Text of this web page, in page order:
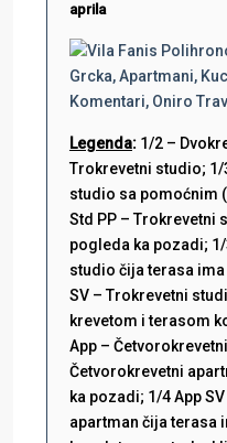
aprila
Legenda: 1/2 –
Trokrevetni studio; 1/
studio sa pomoćnim
Std PP – Trokrevetni
pogleda ka pozadi;
studio čija terasa
SV – Trokrevetni
krevetom i terasom
App –
Četvorokrevetni
ka pozadi; 1/4 App
apartman čija terasa